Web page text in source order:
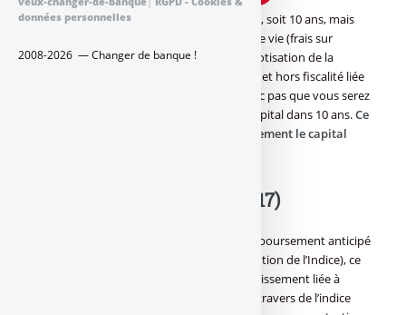
Un capital protégé au terme du placement, soit 10 ans, mais
attention, hors frais du contrat d’assurance vie (frais sur
versement, arbitrage, de gestion et de la cotisation de la
garantie complémentaire en cas de décès) et hors fiscalité liée
au cadre d’investissement. Ne pensez donc pas que vous serez
certain de récupérer au minimum votre capital dans 10 ans.Ce
placement ne garantit donc pas intégralement le capital
LCL Maillot Jaune (Mai 2017)
D’une durée de 10 ans (sauf en cas de remboursement anticipé
automatique à 5 ans en fonction de l’évolution de l’Indice), ce
titre de créance offre une solution d’investissement liée à
l’évolution des actions de la zone euro au travers de l’indice
données personnelles
2008-2026 — Changer de banque !